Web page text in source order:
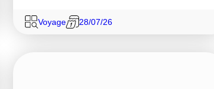
Voyage 28/07/26